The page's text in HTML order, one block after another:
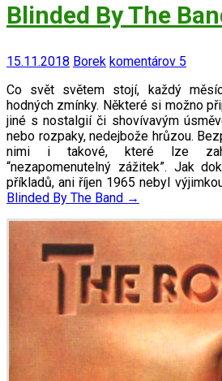
Blinded By The
15.11.2018 Borek komentárov 5
Co svět světem stojí, každý
hodných zmínky. Některé si možno
jiné s nostalgií či shovívavým
nebo rozpaky, nedejbože hrůzou.
nimi i takové, které lze
“nezapomenutelný zážitek”. Jak
příkladů, ani říjen 1965 nebyl
Blinded By The Band →